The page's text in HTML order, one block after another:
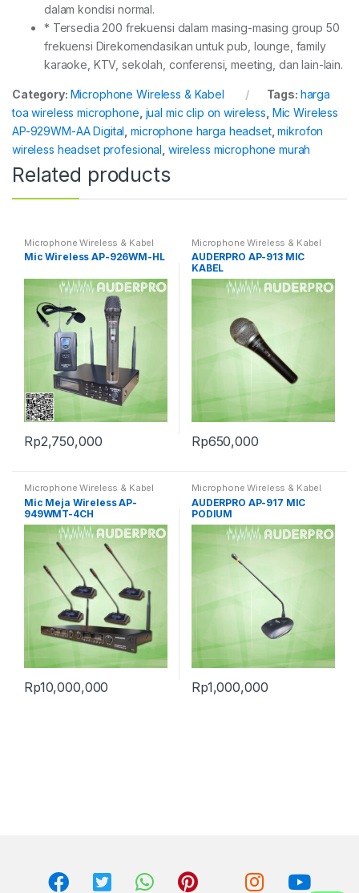
dalam kondisi normal.
* Tersedia 200 frekuensi dalam masing-masing group 50
frekuensi Direkomendasikan untuk pub, lounge, family
karaoke, KTV, sekolah, conferensi, meeting, dan lain-lain.
Category: Microphone Wireless & Kabel Tags: harga
toa wireless microphone jual mic clip on wireless Mic Wireless
AP-929WM-AA Digital ,microphone harga headset,mikrofon
wireless headset profesional wireless microphone murah
Related products
Microphone Wireless & Kabel
Mic Wireless AP-926WM-HL
Rp2,750,000
Microphone Wireless & Kabel
AUDERPRO AP-913 MIC
KABEL
Rp650,000
Microphone Wireless & Kabel
Mic Meja Wireless AP-
949WMT-4CH
Rp10,000,000
Microphone Wireless & Kabel
AUDERPRO AP-917 MIC
PODIUM
Rp1,000,000